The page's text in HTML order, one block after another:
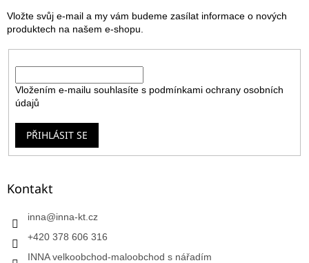
Vložte svůj e-mail a my vám budeme zasílat informace o nových
produktech na našem e-shopu.
Vložením e-mailu souhlasíte s podmínkami ochrany osobních
údajů
PŘIHLÁSIT SE
Kontakt
inna@inna-kt.cz
+420 378 606 316
INNA velkoobchod-maloobchod s nářadím